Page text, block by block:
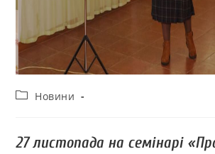
Новини
27 листопада на семінарі